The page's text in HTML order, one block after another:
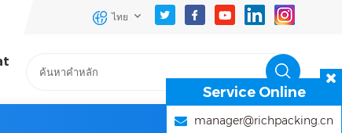
ไทย
Service Online
manager@richpacking.cn